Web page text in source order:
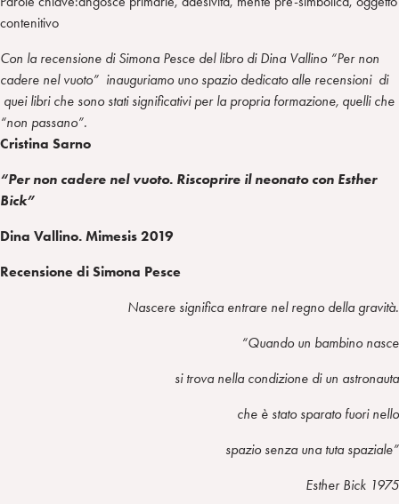
contenitivo
Con la recensione di Simona Pesce del libro di Dina Vallino “Per non
cadere nel vuoto” inauguriamo uno spazio dedicato alle recensioni di
quei libri che sono stati significativi per la propria formazione, quelli che
“non passano”.
Cristina Sarno
“Per non cadere nel vuoto. Riscoprire il neonato con Esther
Bick”
Dina Vallino. Mimesis 2019
Recensione di Simona Pesce
Nascere significa entrare nel regno della gravità.
“Quando un bambino nasce
si trova nella condizione di un astronauta
che è stato sparato fuori nello
spazio senza una tuta spaziale”
Esther Bick 1975